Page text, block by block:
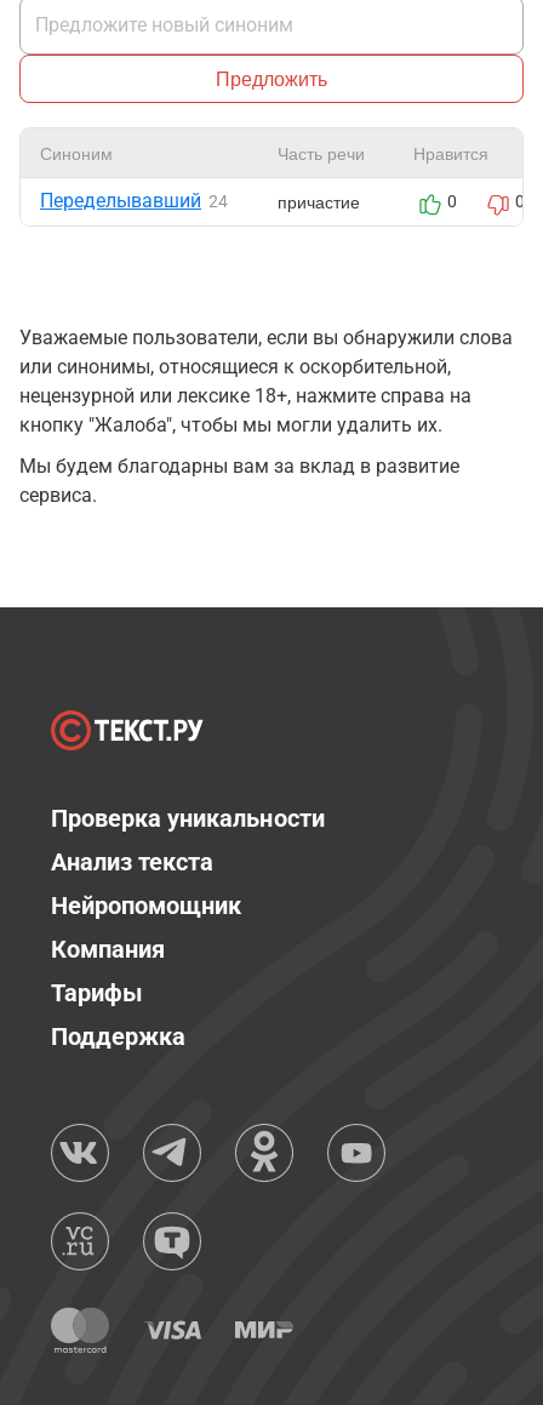
Предложить
Синоним Часть речи Нравится
Переделывавший 24 причастие 0 0
Уважаемые пользователи, если вы обнаружили слова
или синонимы, относящиеся к оскорбительной,
нецензурной или лексике 18+, нажмите справа на
кнопку "Жалоба", чтобы мы могли удалить их.
Мы будем благодарны вам за вклад в развитие
сервиса.
Проверка уникальности
Анализ текста
Нейропомощник
Компания
Тарифы
Поддержка